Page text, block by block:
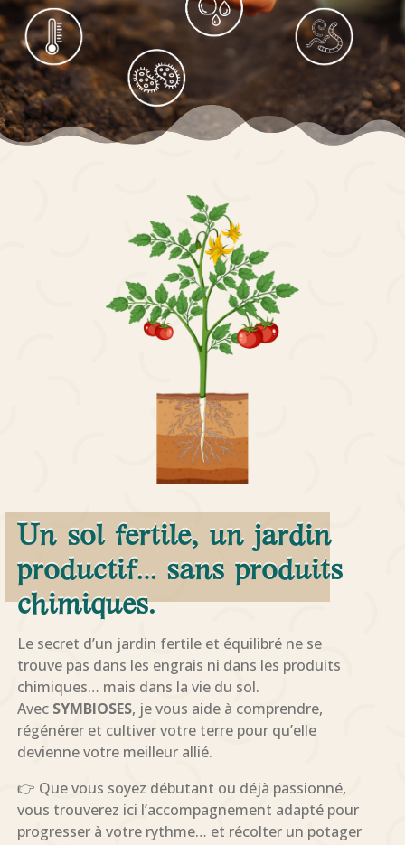
Un sol fertile, un jardin
productif… sans produits
chimiques.
Le secret d’un jardin fertile et équilibré ne se
trouve pas dans les engrais ni dans les produits
chimiques… mais dans la vie du sol.
Avec SYMBIOSES, je vous aide à comprendre,
régénérer et cultiver votre terre pour qu’elle
devienne votre meilleur allié.
👉 Que vous soyez débutant ou déjà passionné,
vous trouverez ici l’accompagnement adapté pour
progresser à votre rythme… et récolter un potager